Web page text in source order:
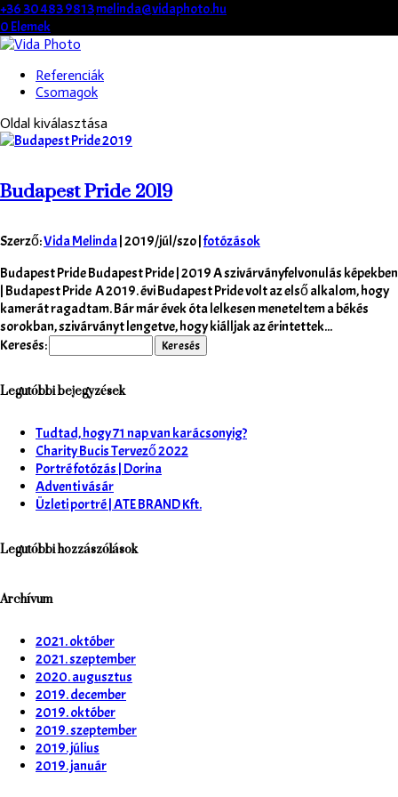
+36 30 483 9813melinda@vidaphoto.hu
0 Elemek
Referenciák
Csomagok
Oldal kiválasztása
Budapest Pride 2019
Szerző:Vida Melinda|2019/júl/szo|fotózások
Budapest Pride Budapest Pride | 2019 A szivárványfelvonulás képekben
| Budapest Pride A 2019. évi Budapest Pride volt az első alkalom, hogy
kamerát ragadtam. Bár már évek óta lelkesen meneteltem a békés
sorokban, szivárványt lengetve, hogy kiálljak az érintettek...
Keresés:
Legutóbbi bejegyzések
Tudtad, hogy 71 nap van karácsonyig?
Charity Bucis Tervező 2022
Portré fotózás | Dorina
Adventi vásár
Üzleti portré | ATE BRAND Kft.
Legutóbbi hozzászólások
Archívum
2021. október
2021. szeptember
2020. augusztus
2019. december
2019. október
2019. szeptember
2019. július
2019. január